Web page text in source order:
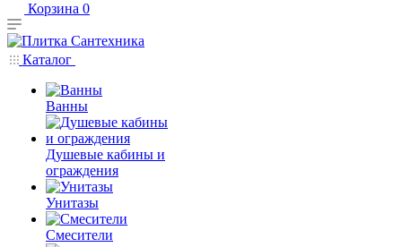
Корзина 0
Каталог
Ванны
Душевые кабины и
ограждения
Унитазы
Смесители